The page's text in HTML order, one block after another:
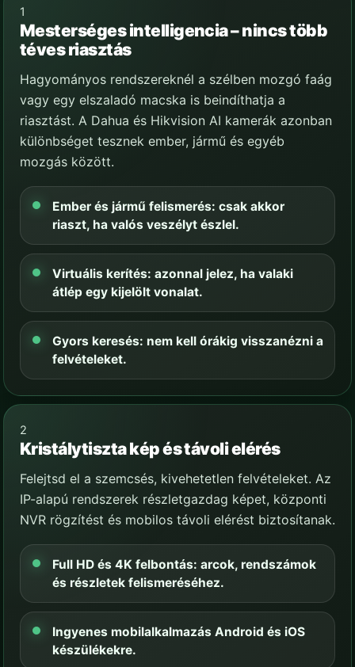
1
Mesterséges intelligencia – nincs több
téves riasztás
Hagyományos rendszereknél a szélben mozgó faág
vagy egy elszaladó macska is beindíthatja a
riasztást. A Dahua és Hikvision AI kamerák azonban
különbséget tesznek ember, jármű és egyéb
mozgás között.
Ember és jármű felismerés: csak akkor
riaszt, ha valós veszélyt észlel.
Virtuális kerítés: azonnal jelez, ha valaki
átlép egy kijelölt vonalat.
Gyors keresés: nem kell órákig visszanézni a
felvételeket.
2
Kristálytiszta kép és távoli elérés
Felejtsd el a szemcsés, kivehetetlen felvételeket. Az
IP-alapú rendszerek részletgazdag képet, központi
NVR rögzítést és mobilos távoli elérést biztosítanak.
Full HD és 4K felbontás: arcok, rendszámok
és részletek felismeréséhez.
Ingyenes mobilalkalmazás Android és iOS
készülékekre.